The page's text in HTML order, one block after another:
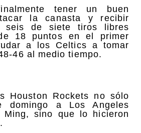
tener un buen
la canasta y recibir
seis de siete tiros libres
18 puntos en el primer
a los Celtics a tomar
46 al medio tiempo.
Houston Rockets no sólo
domingo a Los Angeles
Ming, sino que lo hicieron